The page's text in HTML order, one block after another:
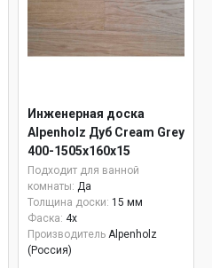
Инженерная доска
Alpenholz Дуб Cream Grey
400-1505х160х15
Подходит для ванной
комнаты: Да
Толщина доски: 15 мм
Фаска: 4x
Производитель Alpenholz
(Россия)